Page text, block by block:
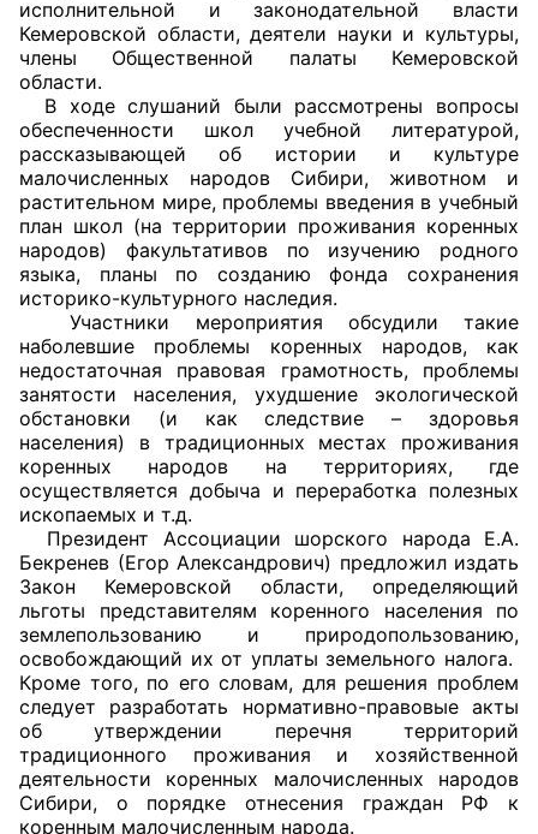
Общественные советы по проведению
независимой оценки качества условий
оказания услуг
О Палате
Структура Палаты
Комиссии
Экспертный совет ОП КО
Совет ОП КО
Общественный штаб
Члены ОП КО
Документы ОП КО
Регламент ОП КО
Кодекс этики ОП КО
Положения
Соглашения
Рекомендации
Порядок работы ЦОН
исполнительной и законодательной власти
Кемеровской области, деятели науки и культуры,
члены Общественной палаты Кемеровской
области.
В ходе слушаний были рассмотрены вопросы
обеспеченности школ учебной литературой,
рассказывающей об истории и культуре
малочисленных народов Сибири, животном и
растительном мире, проблемы введения в учебный
план школ (на территории проживания коренных
народов) факультативов по изучению родного
языка, планы по созданию фонда сохранения
историко-культурного наследия.
Участники мероприятия обсудили такие
наболевшие проблемы коренных народов, как
недостаточная правовая грамотность, проблемы
занятости населения, ухудшение экологической
обстановки (и как следствие – здоровья
населения) в традиционных местах проживания
коренных народов на территориях, где
осуществляется добыча и переработка полезных
ископаемых и т.д.
Президент Ассоциации шорского народа Е.А.
Бекренев (Егор Александрович) предложил издать
Закон Кемеровской области, определяющий
льготы представителям коренного населения по
землепользованию и природопользованию,
освобождающий их от уплаты земельного налога.
Кроме того, по его словам, для решения проблем
следует разработать нормативно-правовые акты
об утверждении перечня территорий
традиционного проживания и хозяйственной
деятельности коренных малочисленных народов
Сибири, о порядке отнесения граждан РФ к
коренным малочисленным народа.